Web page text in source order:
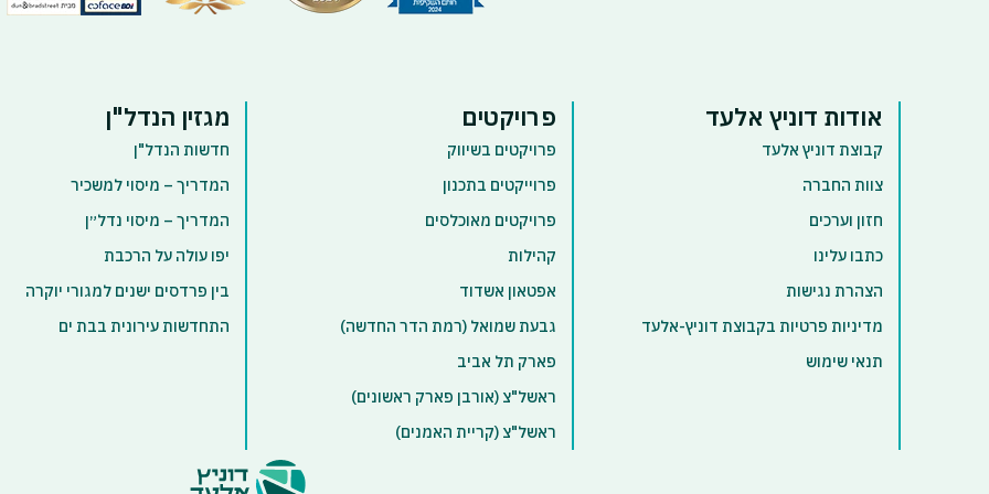
אודות דוניץ אלעד
קבוצת דוניץ אלעד
צוות החברה
חזון וערכים
כתבו עלינו
הצהרת נגישות
מדיניות פרטיות בקבוצת דוניץ-אלעד
תנאי שימוש
פרויקטים
פרויקטים בשיווק
פרוייקטים בתכנון
פרויקטים מאוכלסים
קהילות
אפטאון אשדוד
גבעת שמואל (רמת הדר החדשה)
פארק תל אביב
ראשל"צ (אורבן פארק ראשונים)
ראשל"צ (קריית האמנים)
מגזין הנדל"ן
חדשות הנדל"ן
המדריך – מיסוי למשכיר
המדריך – מיסוי נדל״ן
יפו עולה על הרכבת
בין פרדסים ישנים למגורי יוקרה
התחדשות עירונית בבת ים